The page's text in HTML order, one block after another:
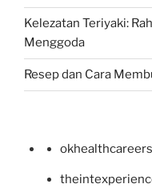
Kelezatan Teriyaki:
Menggoda
Resep dan Cara